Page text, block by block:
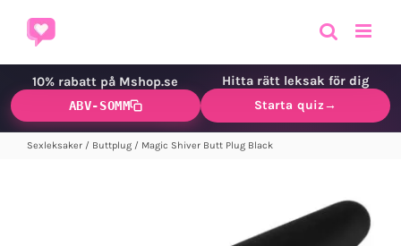
innehållet
10% rabatt på Mshop.se
ABV-SOMM
Hitta rätt leksak för dig
Starta quiz→
Sexleksaker/ Buttplug/ Magic Shiver Butt Plug Black